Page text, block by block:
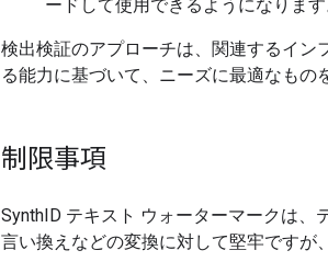
ードして使用できるようになります
検出検証のアプローチは、関連するイン
る能力に基づいて、ニーズに最適なもの
制限事項
SynthID テキスト ウォーターマークは、
言い換えなどの変換に対して堅牢ですが